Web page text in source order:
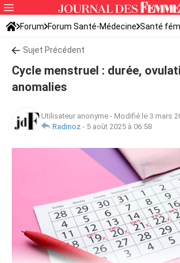
Forum Forum Santé-Médecine Santé
Sujet Précédent
Cycle menstruel : durée,
anomalies
Utilisateur anonyme - Modifié le 3 mars
Radinoz - 5 août 2025 à 06:58